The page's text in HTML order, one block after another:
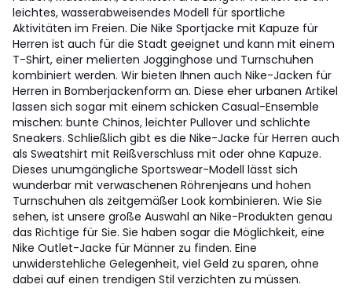
leichtes, wasserabweisendes Modell für sportliche
Aktivitäten im Freien. Die Nike Sportjacke mit Kapuze für
Herren ist auch für die Stadt geeignet und kann mit einem
T-Shirt, einer melierten Jogginghose und Turnschuhen
kombiniert werden. Wir bieten Ihnen auch Nike-Jacken für
Herren in Bomberjackenform an. Diese eher urbanen Artikel
lassen sich sogar mit einem schicken Casual-Ensemble
mischen: bunte Chinos, leichter Pullover und schlichte
Sneakers. Schließlich gibt es die Nike-Jacke für Herren auch
als Sweatshirt mit Reißverschluss mit oder ohne Kapuze.
Dieses unumgängliche Sportswear-Modell lässt sich
wunderbar mit verwaschenen Röhrenjeans und hohen
Turnschuhen als zeitgemäßer Look kombinieren. Wie Sie
sehen, ist unsere große Auswahl an Nike-Produkten genau
das Richtige für Sie. Sie haben sogar die Möglichkeit, eine
Nike Outlet-Jacke für Männer zu finden. Eine
unwiderstehliche Gelegenheit, viel Geld zu sparen, ohne
dabei auf einen trendigen Stil verzichten zu müssen.